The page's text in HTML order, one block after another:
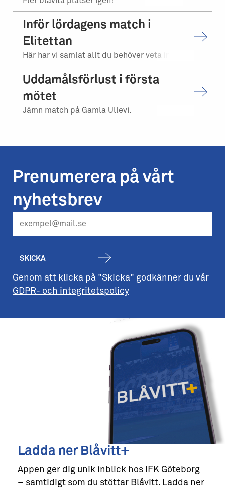
Inför lördagens match i
Elitettan
Uddamålsförlust i första
mötet
Jämn match på Gamla Ullevi.
Prenumerera på vårt
nyhetsbrev
SKICKA
Genom att klicka på "Skicka" godkänner du vår
GDPR- och integritetspolicy
Ladda ner Blåvitt+
Appen ger dig unik inblick hos IFK Göteborg
– samtidigt som du stöttar Blåvitt. Ladda ner